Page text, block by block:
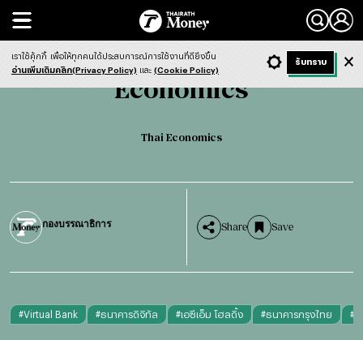
Search
Economics Thai Economics
Economics
Thai Economics
กองบรรณาธิการ Share Save
#Virtual Bank #ธนาคารดิจิทัล #เอซีเอ็ม โฮลดิ้ง #ธนาคารกรุงไทย #
- ก + ก Dark ฟังข่าว
เราใช้คุ้กกี้ เพื่อให้ทุกคนได้ประสบการณ์การใช้งานที่ดียิ่งขึ้น
อ่านเพิ่มเติมคลิก(Privacy Policy) และ (Cookie Policy)
รับทราบ